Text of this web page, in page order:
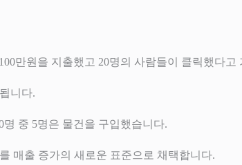
만원을 지출했고 20명의 사람들이 클릭했다고
니다.
중 5명은 물건을 구입했습니다.
매출 증가의 새로운 표준으로 채택합니다.